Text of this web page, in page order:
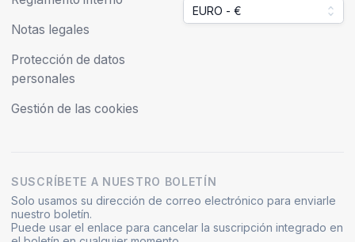
Notas legales
Protección de datos
personales
Gestión de las cookies
EURO - €
SUSCRÍBETE A NUESTRO BOLETÍN
Solo usamos su dirección de correo electrónico para enviarle
nuestro boletín.
Puede usar el enlace para cancelar la suscripción integrado en